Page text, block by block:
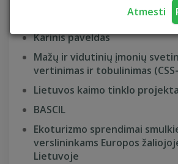
Atmesti
Karinis paveldas
Mažų ir vidutinių įmonių
vertinimas ir tobulinimas
Lietuvos kaimo tinklo
BASCIL
Ekoturizmo sprendimai
verslininkams Europos
Lietuvoje